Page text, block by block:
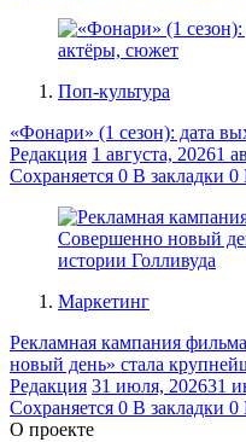
Поп-культура
«Фонари» (1 сезон): дата
Редакция 1 августа, 20261
Сохраняется 0 В закладки 0
Маркетинг
Рекламная кампания
новый день» стала
Редакция 31 июля, 202631
Сохраняется 0 В закладки 0
О проекте